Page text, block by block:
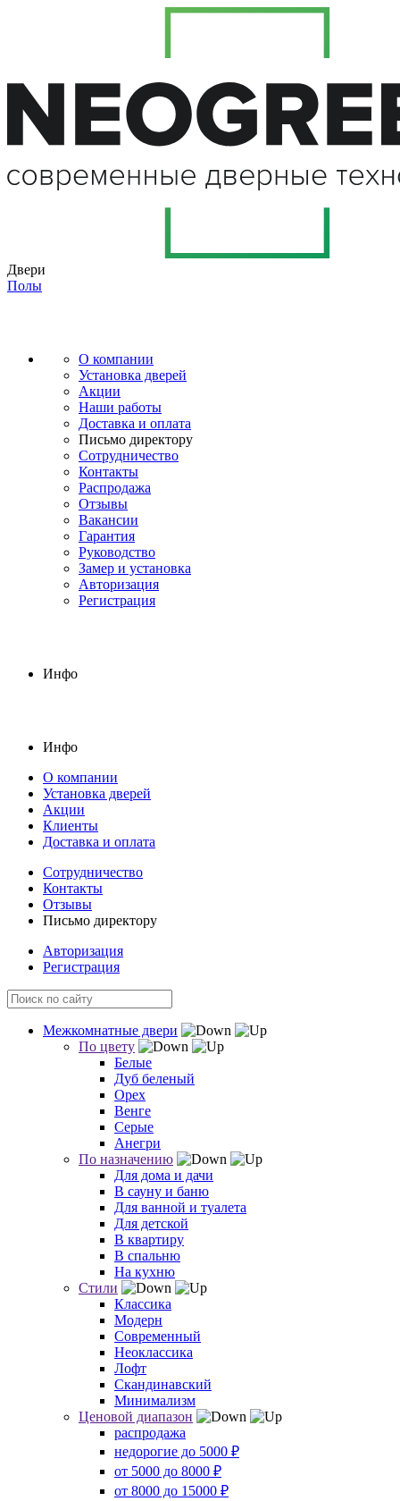
Двери
Полы
О компании
Установка дверей
Акции
Наши работы
Доставка и оплата
Письмо директору
Сотрудничество
Контакты
Распродажа
Отзывы
Вакансии
Гарантия
Руководство
Замер и установка
Авторизация
Регистрация
Инфо
Инфо
О компании
Установка дверей
Акции
Клиенты
Доставка и оплата
Сотрудничество
Контакты
Отзывы
Письмо директору
Авторизация
Регистрация
Межкомнатные двери
По цвету
Белые
Дуб беленый
Орех
Венге
Серые
Анегри
По назначению
Для дома и дачи
В сауну и баню
Для ванной и туалета
Для детской
В квартиру
В спальню
На кухню
Стили
Классика
Модерн
Современный
Неоклассика
Лофт
Скандинавский
Минимализм
Ценовой диапазон
распродажа
недорогие до 5000 ₽
от 5000 до 8000 ₽
от 8000 до 15000 ₽